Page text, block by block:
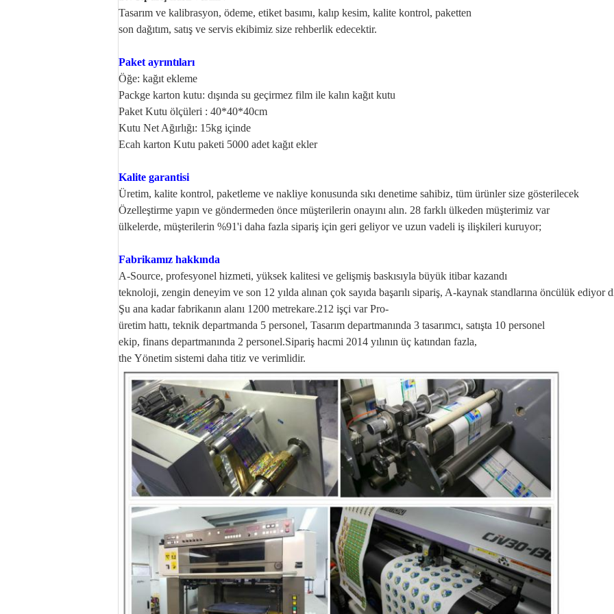
Tasarım ve kalibrasyon, ödeme, etiket basımı, kalıp kesim, kalite kontrol, paketten
son dağıtım, satış ve servis ekibimiz size rehberlik edecektir.
Paket ayrıntıları
Öğe: kağıt ekleme
Packge karton kutu: dışında su geçirmez film ile kalın kağıt kutu
Paket Kutu ölçüleri : 40*40*40cm
Kutu Net Ağırlığı: 15kg içinde
Ecah karton Kutu paketi 5000 adet kağıt ekler
Kalite garantisi
Üretim, kalite kontrol, paketleme ve nakliye konusunda sıkı denetime sahibiz, tüm ürünler size gösterilecek
Özelleştirme yapın ve göndermeden önce müşterilerin onayını alın. 28 farklı ülkeden müşterimiz var
ülkelerde, müşterilerin %91'i daha fazla sipariş için geri geliyor ve uzun vadeli iş ilişkileri kuruyor;
Fabrikamız hakkında
A-Source, profesyonel hizmeti, yüksek kalitesi ve gelişmiş baskısıyla büyük itibar kazandı
teknoloji, zengin deneyim ve son 12 yılda alınan çok sayıda başarılı sipariş, A-kaynak standlarına öncülük ediyor
Şu ana kadar fabrikanın alanı 1200 metrekare.212 işçi var Pro-
üretim hattı, teknik departmanda 5 personel, Tasarım departmanında 3 tasarımcı, satışta 10 personel
ekip, finans departmanında 2 personel.Sipariş hacmi 2014 yılının üç katından fazla,
the Yönetim sistemi daha titiz ve verimlidir.